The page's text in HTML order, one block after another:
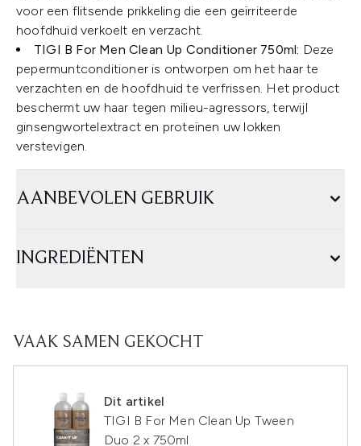
voor een flitsende prikkeling die een geïrriteerde
hoofdhuid verkoelt en verzacht.
TIGI B For Men Clean Up Conditioner 750ml: Deze
pepermuntconditioner is ontworpen om het haar te
verzachten en de hoofdhuid te verfrissen. Het product
beschermt uw haar tegen milieu-agressors, terwijl
ginsengwortelextract en proteïnen uw lokken
verstevigen.
AANBEVOLEN GEBRUIK
INGREDIËNTEN
VAAK SAMEN GEKOCHT
Dit artikel
TIGI B For Men Clean Up Tween
Duo 2 x 750ml